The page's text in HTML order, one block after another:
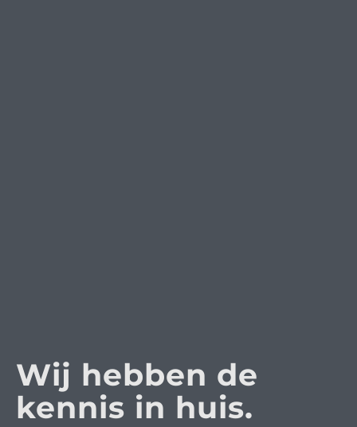
Wij hebben de
kennis in huis.